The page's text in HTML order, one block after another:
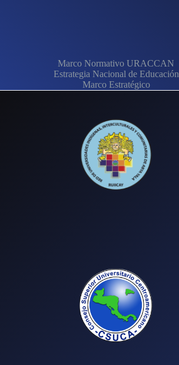
Marco Normativo URACCAN
Estrategia Nacional de Educación
Marco Estratégico